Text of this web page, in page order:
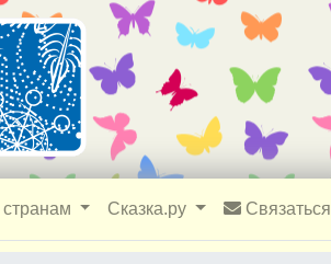
Сказка.ру Связаться